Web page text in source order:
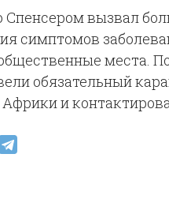
Спенсером вызвал
симптомов
места.
обязательный
и